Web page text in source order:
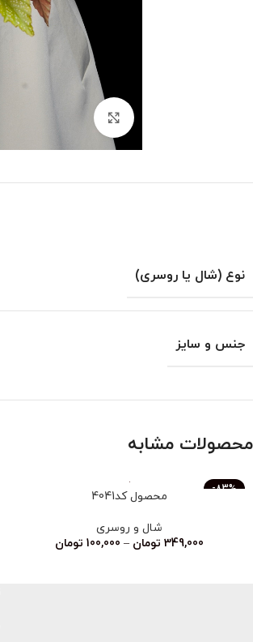
نوع (شال یا روسری)
جنس و سایز
محصولات مشابه
-83%
محصول کد4041
شال و روسری
349,000 تومان –
100,000 تومان